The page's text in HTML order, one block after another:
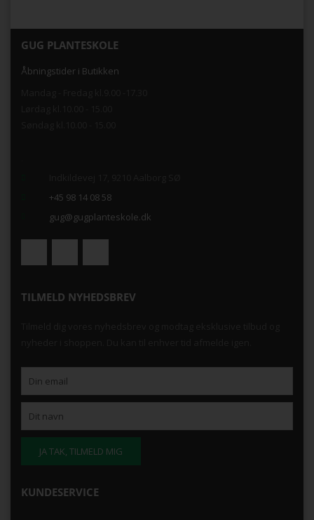
GUG PLANTESKOLE
Åbningstider i Butikken
+45 98 14 08 58
gug@gugplanteskole.dk
TILMELD NYHEDSBREV
KUNDESERVICE